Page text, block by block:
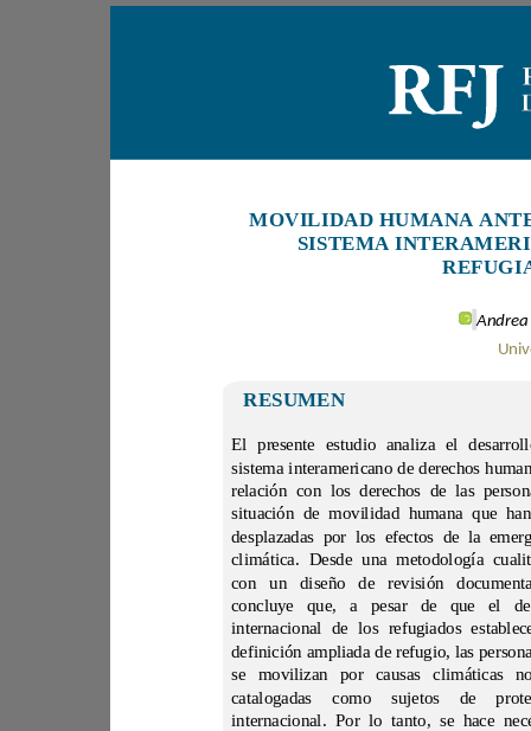
RESUMEN
sistema
internacional. Por lo tanto, se hace n